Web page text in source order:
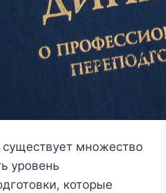
множество
уровень
которые